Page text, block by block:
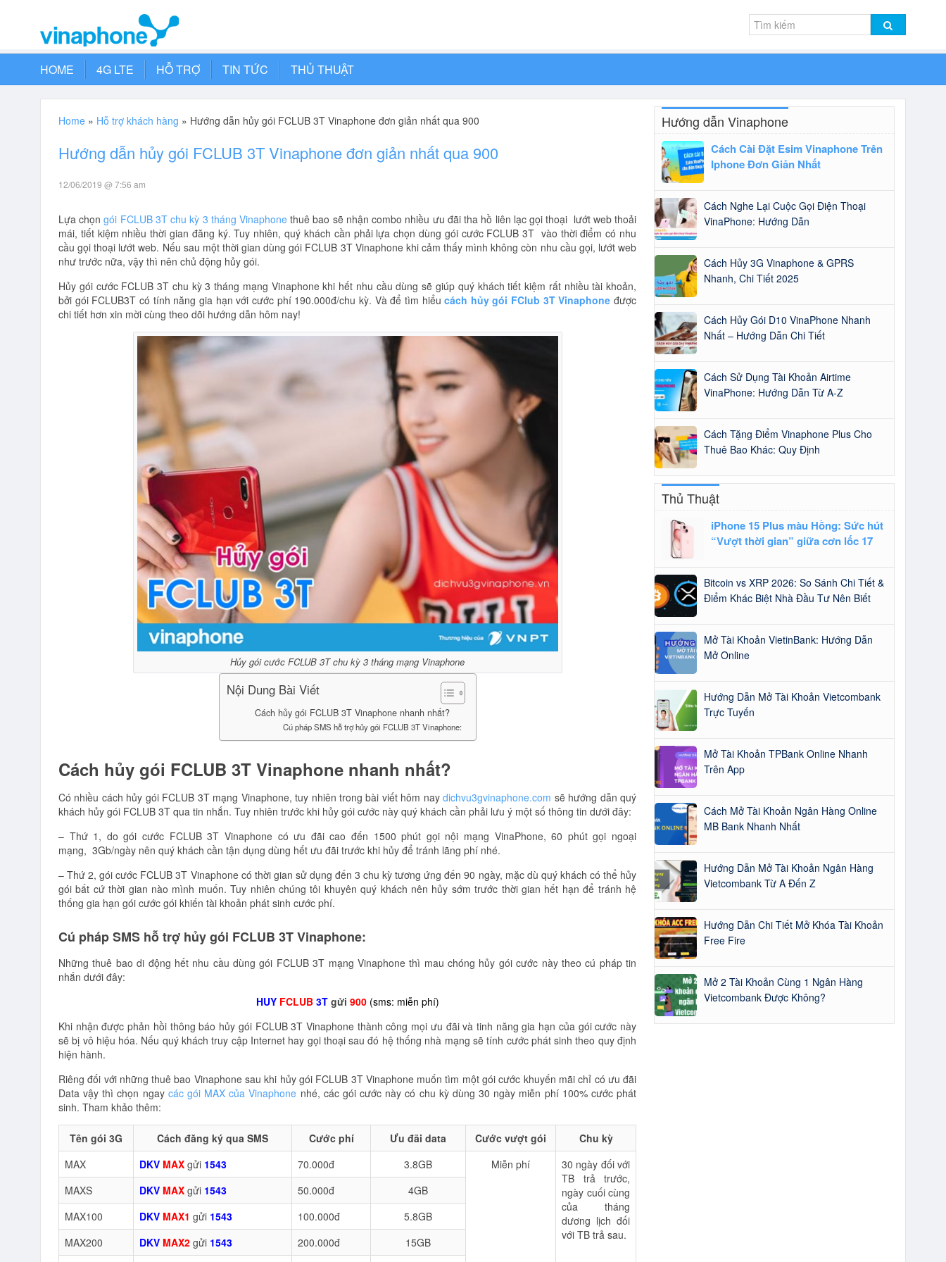
HOME 4G LTE HỖ TRỢ TIN TỨC THỦ THUẬT
Home » Hỗ trợ khách hàng » Hướng dẫn hủy gói FCLUB 3T Vinaphone đơn giản nhất qua 900
Hướng dẫn hủy gói FCLUB 3T Vinaphone đơn giản nhất qua 900
12/06/2019 @ 7:56 am
Lựa chọngói FCLUB 3T chu kỳ 3 tháng Vinaphone thuê bao sẽ nhận combo nhiều ưu đãi tha hồ liên lạc gọi thoại lướt web thoải
mái, tiết kiệm nhiều thời gian đăng ký. Tuy nhiên, quý khách cần phải lựa chọn dùng gói cước FCLUB 3T vào thời điểm có nhu
cầu gọi thoại lướt web. Nếu sau một thời gian dùng gói FCLUB 3T Vinaphone khi cảm thấy mình không còn nhu cầu gọi, lướt web
như trước nữa, vậy thì nên chủ động hủy gói.
Hủy gói cước FCLUB 3T chu kỳ 3 tháng mạng Vinaphone khi hết nhu cầu dùng sẽ giúp quý khách tiết kiệm rất nhiều tài khoản,
bởi gói FCLUB3T có tính năng gia hạn với cước phí 190.000đ/chu kỳ. Và để tìm hiểucách hủy gói FClub 3T Vinaphone được
chi tiết hơn xin mời cùng theo dõi hướng dẫn hôm nay!
Hủy gói cước FCLUB 3T chu kỳ 3 tháng mạng Vinaphone
Nội Dung Bài Viết
Cách hủy gói FCLUB 3T Vinaphone nhanh nhất?
Cú pháp SMS hỗ trợ hủy gói FCLUB 3T Vinaphone:
Cách hủy gói FCLUB 3T Vinaphone nhanh nhất?
Có nhiều cách hủy gói FCLUB 3T mạng Vinaphone, tuy nhiên trong bài viết hôm naydichvu3gvinaphone.com sẽ hướng dẫn quý
khách hủy gói FCLUB 3T qua tin nhắn. Tuy nhiên trước khi hủy gói cước này quý khách cần phải lưu ý một số thông tin dưới đây:
– Thứ 1, do gói cước FCLUB 3T Vinaphone có ưu đãi cao đến 1500 phút gọi nội mạng VinaPhone, 60 phút gọi ngoại
mạng, 3Gb/ngày nên quý khách cần tận dụng dùng hết ưu đãi trước khi hủy để tránh lãng phí nhé.
– Thứ 2, gói cước FCLUB 3T Vinaphone có thời gian sử dụng đến 3 chu kỳ tương ứng đến 90 ngày, mặc dù quý khách có thể hủy
gói bất cứ thời gian nào mình muốn. Tuy nhiên chúng tôi khuyên quý khách nên hủy sớm trước thời gian hết hạn để tránh hệ
thống gia hạn gói cước gói khiến tài khoản phát sinh cước phí.
Cú pháp SMS hỗ trợ hủy gói FCLUB 3T Vinaphone:
Những thuê bao di động hết nhu cầu dùng gói FCLUB 3T mạng Vinaphone thì mau chóng hủy gói cước này theo cú pháp tin
nhắn dưới đây:
HUYFCLUB3Tgửi 900 (sms: miễn phí)
Khi nhận được phản hồi thông báo hủy gói FCLUB 3T Vinaphone thành công mọi ưu đãi và tinh năng gia hạn của gói cước này
sẽ bị vô hiệu hóa. Nếu quý khách truy cập Internet hay gọi thoại sau đó hệ thống nhà mạng sẽ tính cước phát sinh theo quy định
hiện hành.
Riêng đối với những thuê bao Vinaphone sau khi hủy gói FCLUB 3T Vinaphone muốn tìm một gói cước khuyến mãi chỉ có ưu đãi
Data vậy thì chọn ngay các gói MAX của Vinaphone nhé, các gói cước này có chu kỳ dùng 30 ngày miễn phí 100% cước phát
sinh. Tham khảo thêm:
Tên gói 3G Cách đăng ký qua SMS Cước phí Ưu đãi data Cước vượt gói
Chu kỳ
MAX
DKV MAX gửi 1543 70.000đ 3.8GB Miễn phí
30 ngày đối với
TB trả trước,
ngày cuối cùng
của tháng
dương lịch đối
với TB trả sau.
MAXS DKV MAX gửi 1543 50.000đ
4GB
MAX100
DKV MAX1 gửi 1543 100.000đ
5.8GB
MAX200
DKV MAX2 gửi 1543 200.000đ
15GB
Hướng dẫn Vinaphone
Cách Cài Đặt Esim Vinaphone Trên
Iphone Đơn Giản Nhất
Cách Nghe Lại Cuộc Gọi Điện Thoại
VinaPhone: Hướng Dẫn
Cách Hủy 3G Vinaphone & GPRS
Nhanh, Chi Tiết 2025
Cách Hủy Gói D10 VinaPhone Nhanh
Nhất – Hướng Dẫn Chi Tiết
Cách Sử Dụng Tài Khoản Airtime
VinaPhone: Hướng Dẫn Từ A-Z
Cách Tặng Điểm Vinaphone Plus Cho
Thuê Bao Khác: Quy Định
Thủ Thuật
iPhone 15 Plus màu Hồng: Sức hút
“Vượt thời gian” giữa cơn lốc 17
Bitcoin vs XRP 2026: So Sánh Chi Tiết &
Điểm Khác Biệt Nhà Đầu Tư Nên Biết
Mở Tài Khoản VietinBank: Hướng Dẫn
Mở Online
Hướng Dẫn Mở Tài Khoản Vietcombank
Trực Tuyến
Mở Tài Khoản TPBank Online Nhanh
Trên App
Cách Mở Tài Khoản Ngân Hàng Online
MB Bank Nhanh Nhất
Hướng Dẫn Mở Tài Khoản Ngân Hàng
Vietcombank Từ A Đến Z
Hướng Dẫn Chi Tiết Mở Khóa Tài Khoản
Free Fire
Mở 2 Tài Khoản Cùng 1 Ngân Hàng
Vietcombank Được Không?